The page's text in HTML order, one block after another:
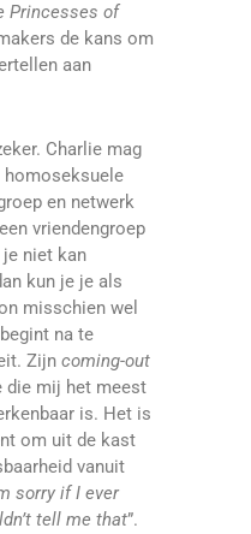
Princesses of
de kans om
aan
Charlie mag
en netwerk
vriendengroep
niet kan
kun je je als
misschien wel
na te
Zijn coming-out
die mij het meest
is. Het is
om uit de kast
vanuit
sorry if I ever
tell me that”.